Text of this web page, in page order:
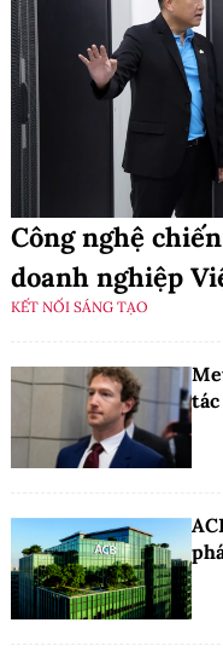
Công nghệ
doanh nghiệp
KẾT NỐI SÁNG TẠO